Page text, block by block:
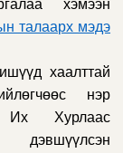
хэмээн
талаарх мэдэ
хаалттай
нэр
Хурлаас